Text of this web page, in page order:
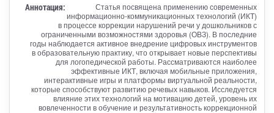
Аннотация:
Статья посвящена применению современных
информационно-коммуникационных технологий (ИКТ)
в процессе коррекции нарушений речи у дошкольников с
ограниченными возможностями здоровья (ОВЗ). В последние
годы наблюдается активное внедрение цифровых инструментов
в образовательную практику, что открывает новые перспективы
для логопедической работы. Рассматриваются наиболее
эффективные ИКТ, включая мобильные приложения,
интерактивные игры и платформы виртуальной реальности,
которые способствуют развитию речевых навыков. Исследуется
влияние этих технологий на мотивацию детей, уровень их
вовлеченности в обучение и результативность коррекционной